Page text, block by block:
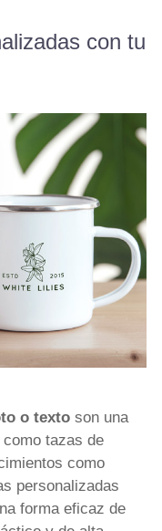
con tu
o textoson una
tazas de
como
personalizadas
forma eficaz de